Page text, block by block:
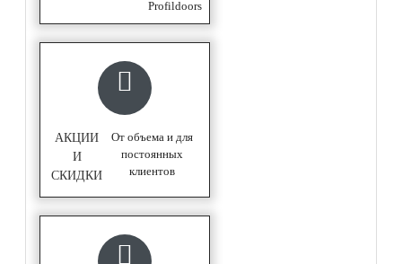
Profildoors
АКЦИИ
И
СКИДКИ
От объема и для
постоянных
клиентов